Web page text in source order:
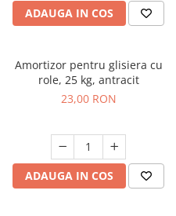
ADAUGA IN COS
Amortizor pentru glisiera cu
role, 25 kg, antracit
23,00 RON
ADAUGA IN COS